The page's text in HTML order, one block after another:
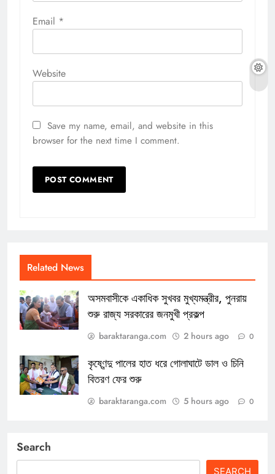
Email *
Website
Save my name, email, and website in this
browser for the next time I comment.
Related News
অসমবাসীকে একাধিক সুখবর মুখ্যমন্ত্রীর, পুনরায়
শুরু রাজ্য সরকারের জনমুখী প্রকল্প
baraktaranga.com 2 hours ago 0
কৃষ্ণেন্দু পালের হাত ধরে গোলাঘাটে ডাল ও চিনি
বিতরণ ফের শুরু
baraktaranga.com 5 hours ago 0
Search
SEARCH